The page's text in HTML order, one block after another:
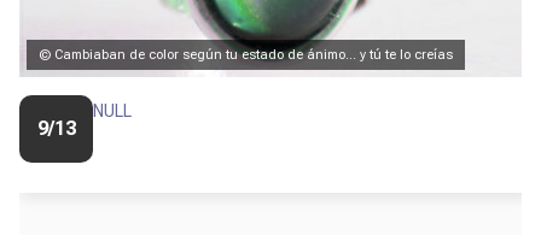
© Cambiaban de color según tu estado de ánimo... y tú te lo creías
9/13
NULL